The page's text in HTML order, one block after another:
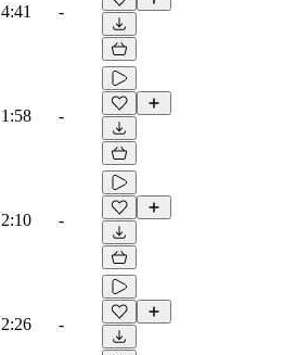
4:41 -
1:58 -
2:10 -
2:26 -